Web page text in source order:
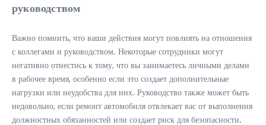
руководством
Важно помнить, что ваши действия могут повлиять на отношения
с коллегами и руководством. Некоторые сотрудники могут
негативно отнестись к тому, что вы занимаетесь личными делами
в рабочее время, особенно если это создает дополнительные
нагрузки или неудобства для них. Руководство также может быть
недовольно, если ремонт автомобиля отвлекает вас от выполнения
должностных обязанностей или создает риск для безопасности.